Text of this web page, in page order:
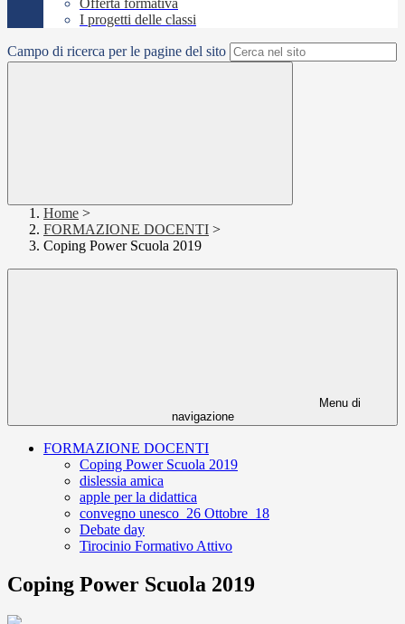
Offerta formativa
I progetti delle classi
Campo di ricerca per le pagine del sito
Home >
FORMAZIONE DOCENTI >
Coping Power Scuola 2019
Menu di
navigazione
FORMAZIONE DOCENTI
Coping Power Scuola 2019
dislessia amica
apple per la didattica
convegno unesco_26 Ottobre_18
Debate day
Tirocinio Formativo Attivo
Coping Power Scuola 2019